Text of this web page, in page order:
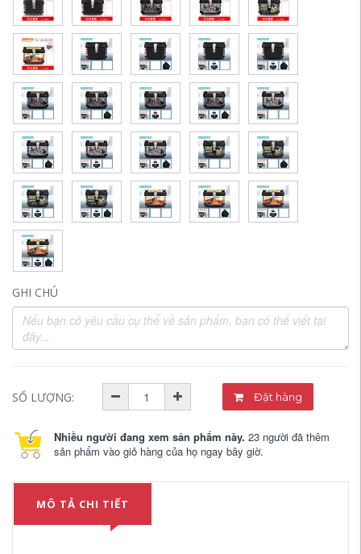
GHI CHÚ
SỐ LƯỢNG: Đặt hàng
Nhiều người đang xem sản phẩm này. 23 người đã thêm
sản phẩm vào giỏ hàng của họ ngay bây giờ.
MÔ TẢ CHI TIẾT